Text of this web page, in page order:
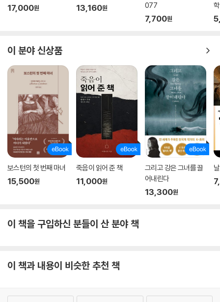
17,000원 13,160원
077
7,700원
이 분야 신상품
보스턴의 첫 번째 마녀
15,500원
죽음이 읽어 준 책
11,000원
그리고 강은 그녀를 끌
어내린다
13,300원
이 책을 구입하신 분들이 산 분야 책
이 책과 내용이 비슷한 추천 책